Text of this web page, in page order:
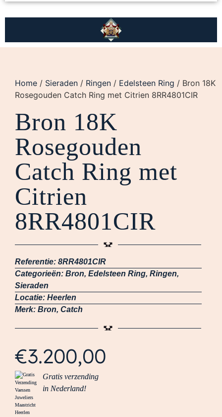
Home / Sieraden / Ringen / Edelsteen Ring / Bron 18K
Rosegouden Catch Ring met Citrien 8RR4801CIR
Bron 18K
Rosegouden
Catch Ring met
Citrien
8RR4801CIR
Referentie: 8RR4801CIR
Categorieën: Bron, Edelsteen Ring, Ringen,
Sieraden
Locatie: Heerlen
Merk: Bron, Catch
€3.200,00
Gratis verzending
in Nederland!